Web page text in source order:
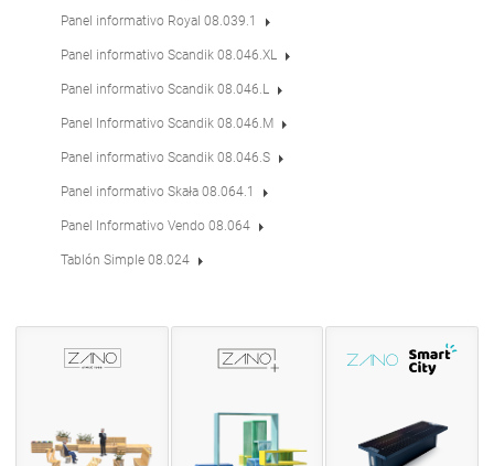
Panel informativo Royal 08.039.1
Panel informativo Scandik 08.046.XL
Panel informativo Scandik 08.046.L
Panel Informativo Scandik 08.046.M
Panel informativo Scandik 08.046.S
Panel informativo Skała 08.064.1
Panel Informativo Vendo 08.064
Tablón Simple 08.024